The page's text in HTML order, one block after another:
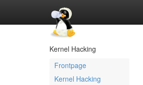
Kernel Hacking
Frontpage
Kernel Hacking